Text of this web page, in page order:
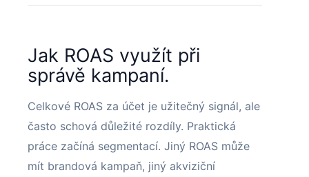
Jak ROAS využít při
správě kampaní.
Celkové ROAS za účet je užitečný signál, ale
často schová důležité rozdíly. Praktická
práce začíná segmentací. Jiný ROAS může
mít brandová kampaň, jiný akviziční